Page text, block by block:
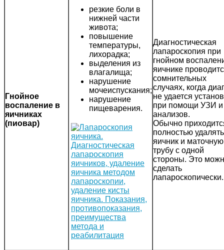
Гнойное
воспаление в
яичниках
(пиовар)
резкие боли в
нижней части
живота;
повышение
температуры,
лихорадка;
выделения из
влагалища;
нарушение
мочеиспускания;
нарушение
пищеварения.
Диагностическая
лапароскопия при
гнойном
яичнике
сомнительных
случаях, когда
не удается
при помощи УЗИ и
анализов.
Обычно
полностью удалять
яичник и маточную
трубу с одной
стороны. Это
сделать
лапароскопически.